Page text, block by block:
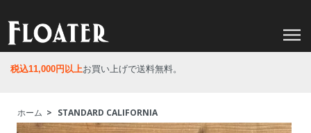
税込11,000円以上お買い上げで送料無料。
ホーム > STANDARD CALIFORNIA